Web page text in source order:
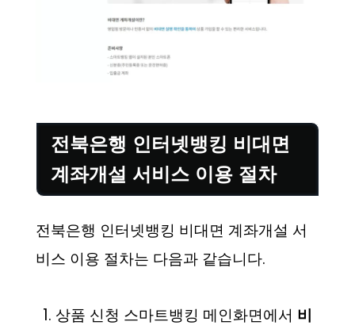
전북은행 인터넷뱅킹 비대면
계좌개설 서비스 이용 절차
전북은행 인터넷뱅킹 비대면 계좌개설 서
비스 이용 절차는 다음과 같습니다.
상품 신청 스마트뱅킹 메인화면에서 비